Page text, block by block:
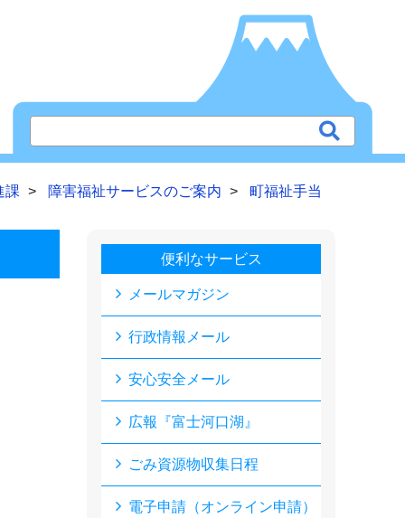
課 障害福祉サービスのご案内 町福祉手当
便利なサービス
メールマガジン
行政情報メール
安心安全メール
広報『富士河口湖』
ごみ資源物収集日程
電子申請（オンライン申請）